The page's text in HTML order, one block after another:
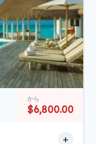
から
$6,800.00
+